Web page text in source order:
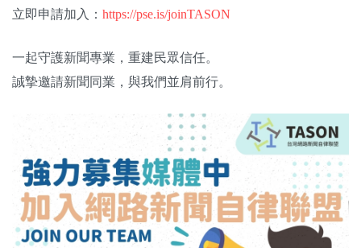
立即申請加入： https://pse.is/joinTASON
一起守護新聞專業，重建民眾信任。
誠摯邀請新聞同業，與我們並肩前行。